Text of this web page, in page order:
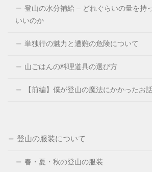
登山の水分補給 – どれぐらいの量を持
いいのか
単独行の魅力と遭難の危険について
山ごはんの料理道具の選び方
【前編】僕が登山の魔法にかかったお
登山の服装について
春・夏・秋の登山の服装